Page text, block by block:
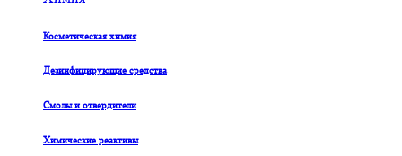
Косметическая химия
Дезинфицирующие средства
Смолы и отвердители
Химические реактивы